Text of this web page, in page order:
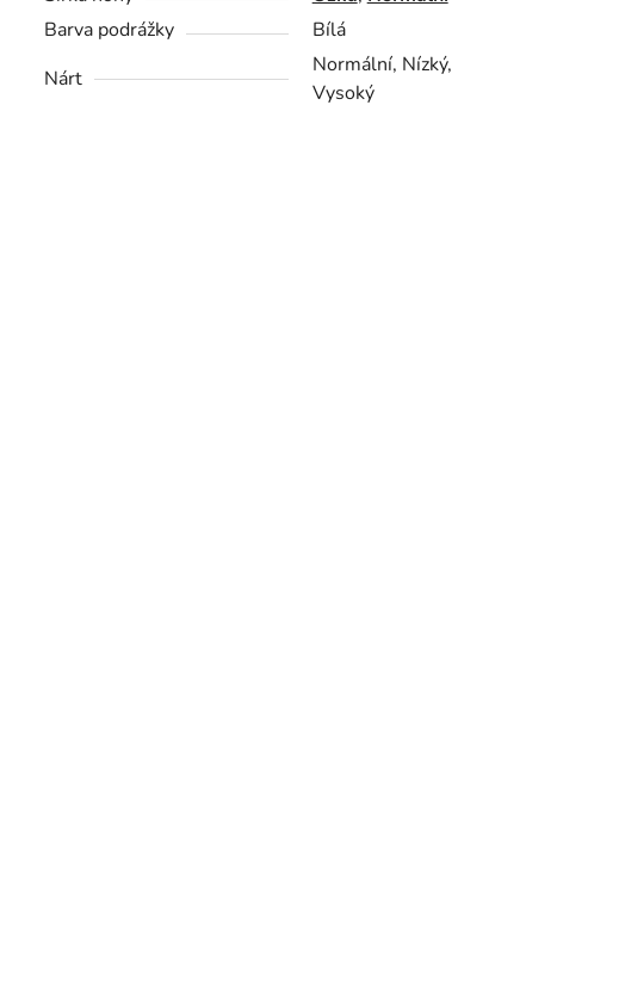
Barva podrážky
Bílá
Nárt
Normální, Nízký,
Vysoký